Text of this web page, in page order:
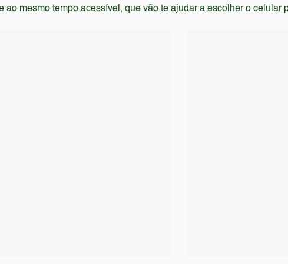
mesmo tempo acessível, que vão te ajudar a escolher o celular